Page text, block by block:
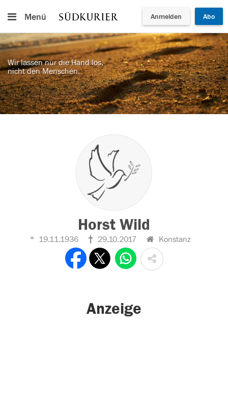
Menü Anmelden Abo
Wir lassen nur die Hand los,
nicht den Menschen.
Horst Wild
19.11.1936 29.10.2017 Konstanz
Anzeige